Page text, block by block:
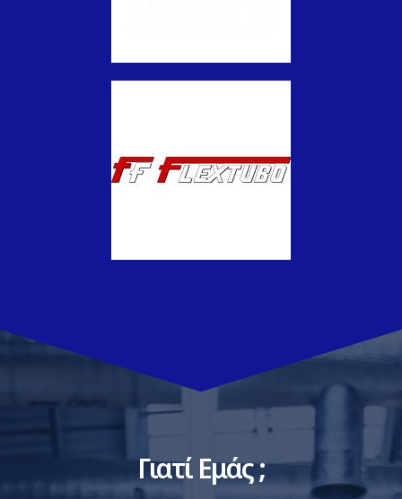
Γιατί Εμάς ;